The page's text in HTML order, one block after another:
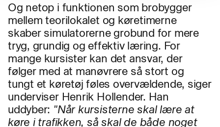
Og netop i funktionen som brobygger
mellem teorilokalet og køretimerne
skaber simulatorerne grobund for mere
tryg, grundig og effektiv læring. For
mange kursister kan det ansvar, der
følger med at manøvrere så stort og
tungt et køretøj føles overvældende, siger
underviser Henrik Hollender. Han
uddyber: "Når kursisterne skal lære at
køre i trafikken, så skal de både noget